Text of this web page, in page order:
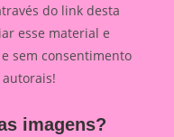
do link desta
esse material e
sem consentimento
autorais!
imagens?